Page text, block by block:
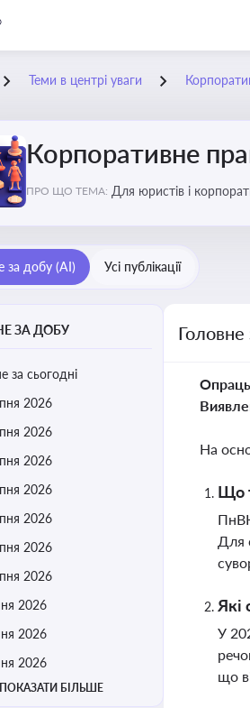
Теми в центрі уваги
Корпоративне
ПРО ЩО ТЕМА: Для юристів і
за добу (AI) Усі публікації
ЗА ДОБУ
за сьогодні
2026
2026
2026
2026
2026
2026
2026
2026
2026
2026
ПОКАЗАТИ БІЛЬШЕ
На
Що
Для
Які
У
що